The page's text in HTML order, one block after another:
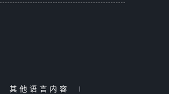
其他语言内容 |